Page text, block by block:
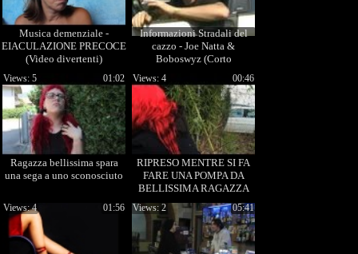
Musica demenziale -
EIACULAZIONE PRECOCE
(Video divertenti)
Informazioni Stradali del
cazzo - Joe Natta &
Boboswyz (Corto
Ragazza bellissima spara
una sega a uno sconosciuto
01:02
Views: 5
RIPRESO MENTRE SI FA
FARE UNA POMPA DA
BELLISSIMA RAGAZZA
00:46
Views: 4
01:56
Views: 4 05:41
Views: 2